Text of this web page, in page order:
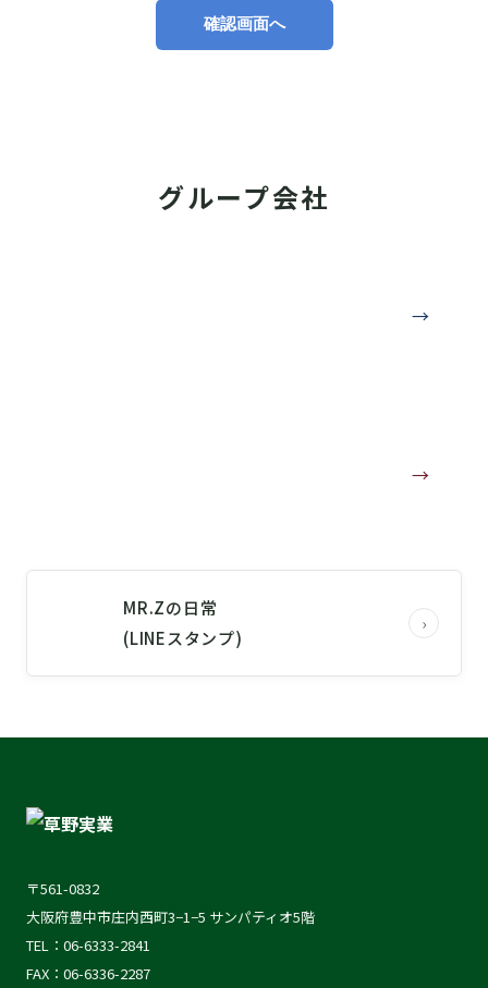
確認画面へ
グループ会社
→
→
MR.Zの日常
(LINEスタンプ)
›
〒561-0832
大阪府豊中市庄内西町3−1−5 サンパティオ5階
TEL：06-6333-2841
FAX：06-6336-2287